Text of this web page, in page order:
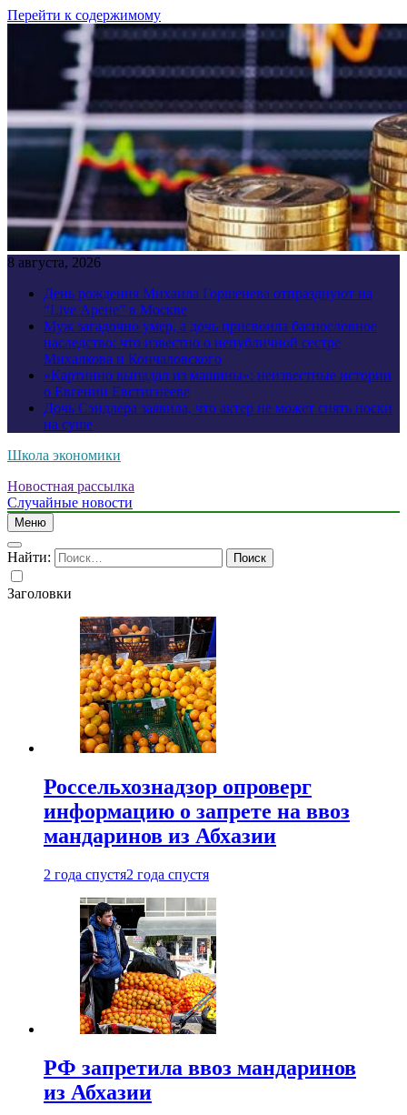
Перейти к содержимому
8 августа, 2026
День рождения Михаила Горшенева отпразднуют на
“Live Арене” в Москве
Муж загадочно умер, а дочь присвоила баснословное
наследство: что известно о непубличной сестре
Михалкова и Кончаловского
«Картинно выпадал из машины»: неизвестные истории
о Евгении Евстигнееве
Дочь Сэндлера заявила, что актер не может снять носки
на суше
Школа экономики
Новостная рассылка
Случайные новости
Меню
Найти:
Заголовки
Россельхознадзор опроверг
информацию о запрете на ввоз
мандаринов из Абхазии
2 года спустя2 года спустя
РФ запретила ввоз мандаринов
из Абхазии